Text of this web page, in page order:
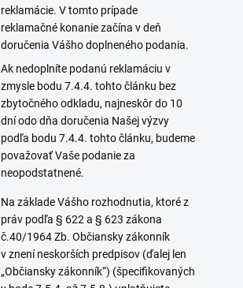
reklamácie. V tomto prípade
reklamačné konanie začína v deň
doručenia Vášho doplneného podania.
Ak nedoplníte podanú reklamáciu v
zmysle bodu 7.4.4. tohto článku bez
zbytočného odkladu, najneskôr do 10
dní odo dňa doručenia Našej výzvy
podľa bodu 7.4.4. tohto článku, budeme
považovať Vaše podanie za
neopodstatnené.
Na základe Vášho rozhodnutia, ktoré z
práv podľa § 622 a § 623 zákona
č.40/1964 Zb. Občiansky zákonník
v znení neskorších predpisov (ďalej len
„Občiansky zákonník“) (špecifikovaných